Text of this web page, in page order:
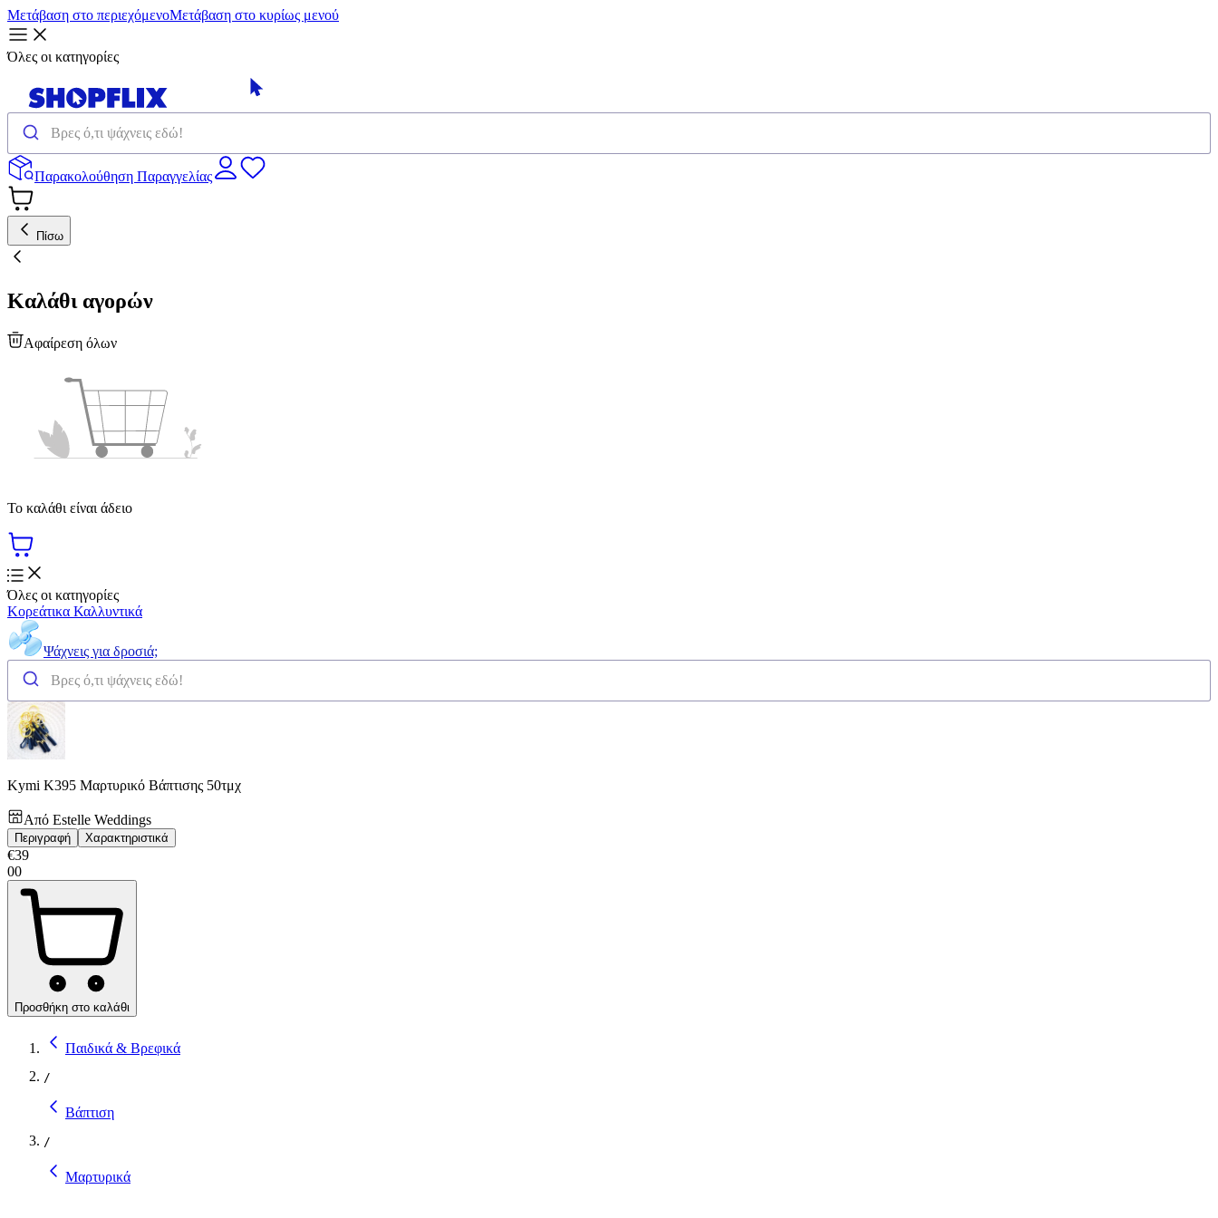
Μετάβαση στο περιεχόμενοΜετάβαση στο κυρίως μενού
Όλες οι κατηγορίες
Παρακολούθηση Παραγγελίας
Πίσω
Καλάθι αγορών
Αφαίρεση όλων
Το καλάθι είναι άδειο
Όλες οι κατηγορίες
Κορεάτικα Καλλυντικά
Ψάχνεις για δροσιά;
Kymi K395 Μαρτυρικό Βάπτισης 50τμχ
Από Estelle Weddings
Περιγραφή Χαρακτηριστικά
€39
00
Προσθήκη στο καλάθι
Παιδικά & Βρεφικά
/
Βάπτιση
/
Μαρτυρικά